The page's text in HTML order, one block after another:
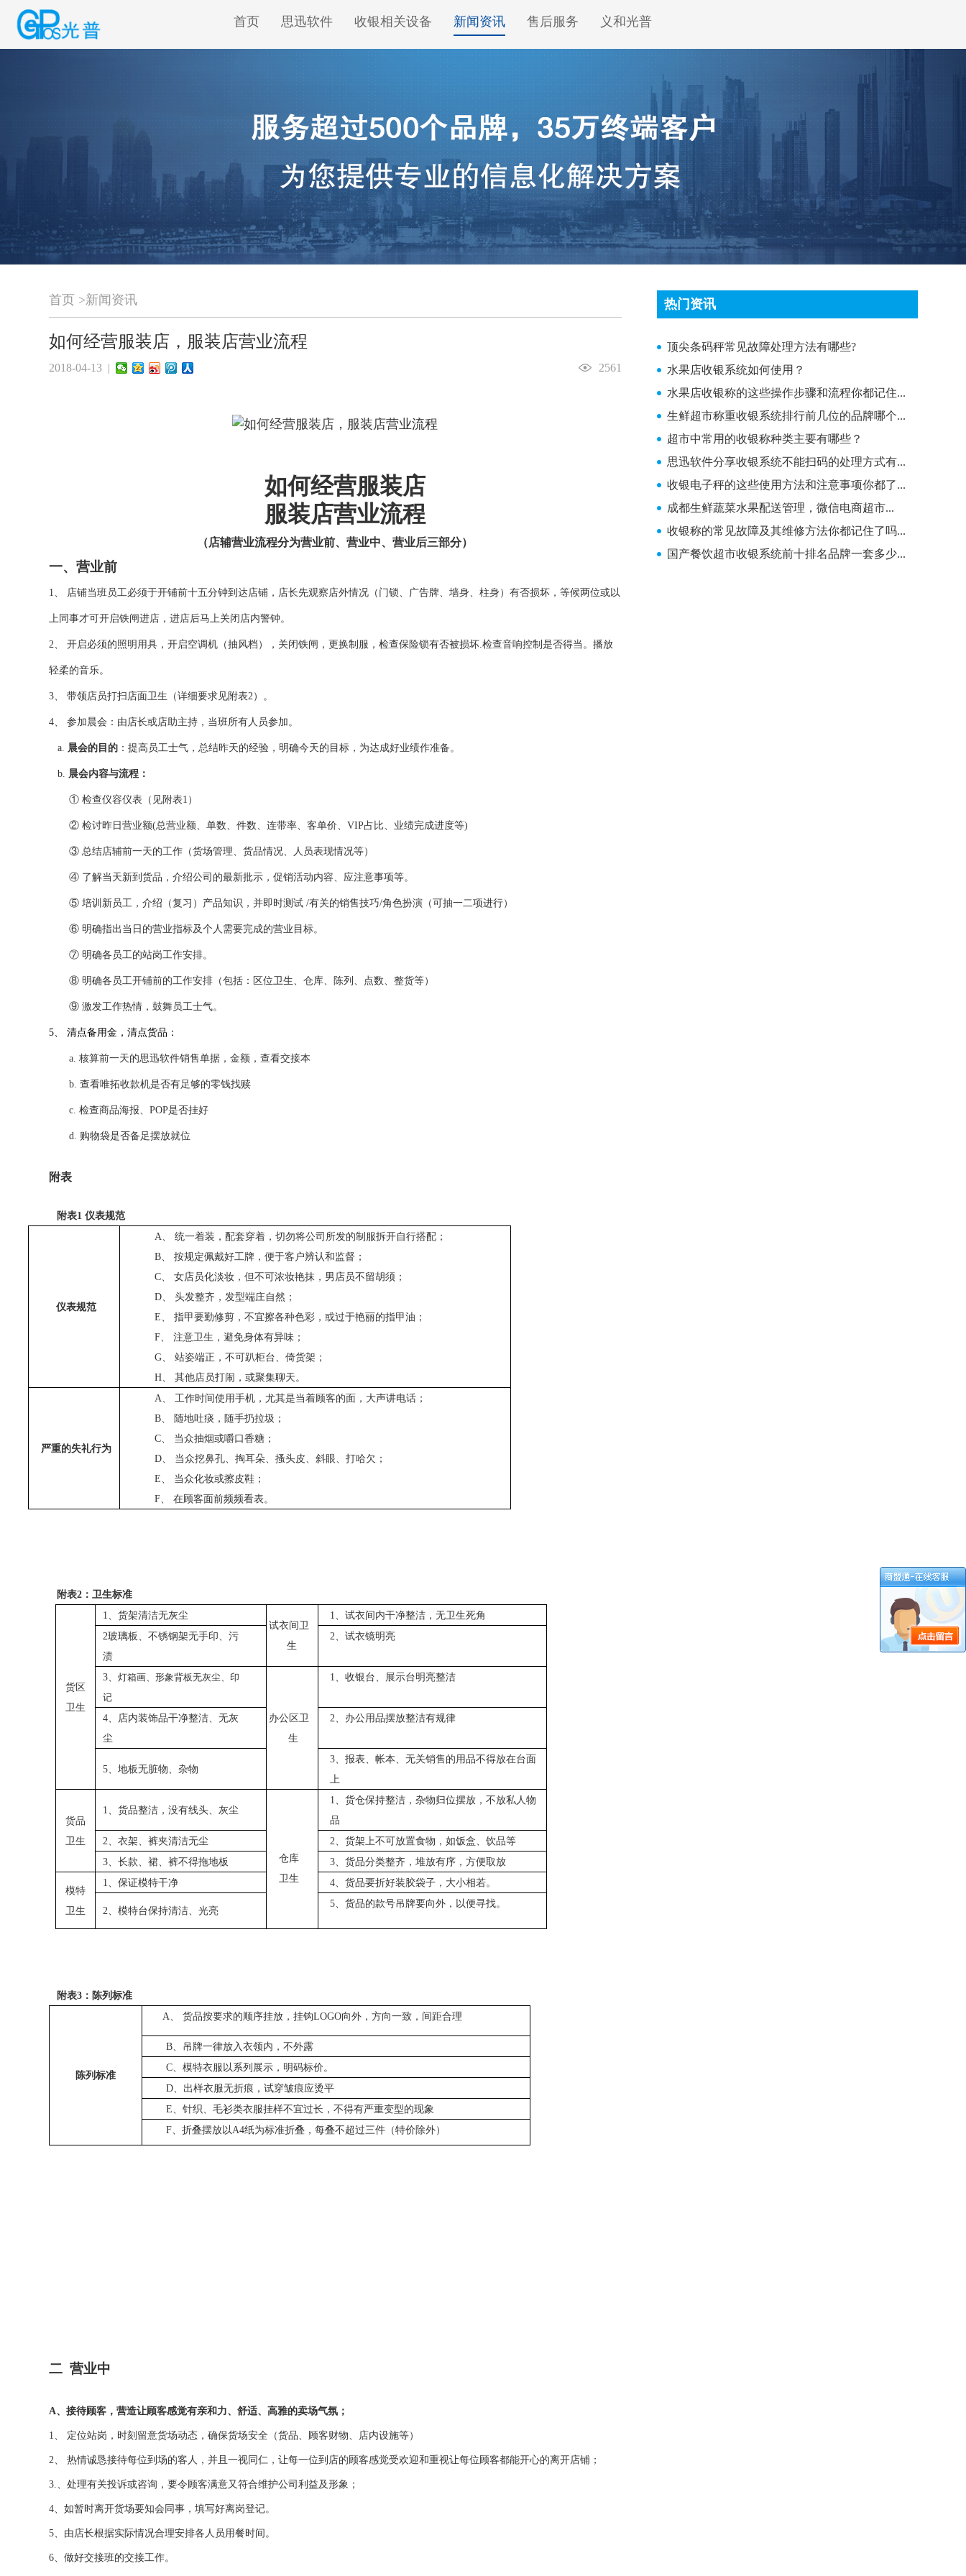
首页 思迅软件 收银相关设备 新闻资讯 售后服务 义和光普
首页 >新闻资讯
如何经营服装店，服装店营业流程
2018-04-13 | 2561
如何经营服装店
服装店营业流程
（店辅营业流程分为营业前、营业中、营业后三部分）
一、营业前
1、 店铺当班员工必须于开铺前十五分钟到达店铺，店长先观察店外情况（门锁、广告牌、墙身、柱身）有否损坏，等候两位或以
上同事才可开启铁闸进店，进店后马上关闭店内警钟。
2、 开启必须的照明用具，开启空调机（抽风档），关闭铁闸，更换制服，检查保险锁有否被损坏.检查音响控制是否得当。播放
轻柔的音乐。
3、 带领店员打扫店面卫生（详细要求见附表2）。
4、 参加晨会：由店长或店助主持，当班所有人员参加。
a. 晨会的目的：提高员工士气，总结昨天的经验，明确今天的目标，为达成好业绩作准备。
b. 晨会内容与流程：
①检查仪容仪表（见附表1）
②检讨昨日营业额(总营业额、单数、件数、连带率、客单价、VIP占比、业绩完成进度等)
③总结店辅前一天的工作（货场管理、货品情况、人员表现情况等）
④ 了解当天新到货品，介绍公司的最新批示，促销活动内容、应注意事项等。
⑤培训新员工，介绍（复习）产品知识，并即时测试 /有关的销售技巧/角色扮演（可抽一二项进行）
⑥ 明确指出当日的营业指标及个人需要完成的营业目标。
⑦ 明确各员工的站岗工作安排。
⑧ 明确各员工开铺前的工作安排（包括：区位卫生、仓库、陈列、点数、整货等）
⑨激发工作热情，鼓舞员工士气。
5、 清点备用金，清点货品：
a. 核算前一天的思迅软件销售单据，金额，查看交接本
b. 查看唯拓收款机是否有足够的零钱找赎
c. 检查商品海报、POP是否挂好
d. 购物袋是否备足摆放就位
附表
附表1 仪表规范
仪表规范
A、 统一着装，配套穿着，切勿将公司所发的制服拆开自行搭配；
B、 按规定佩戴好工牌，便于客户辨认和监督；
C、 女店员化淡妆，但不可浓妆艳抹，男店员不留胡须；
D、 头发整齐，发型端庄自然；
E、 指甲要勤修剪，不宜擦各种色彩，或过于艳丽的指甲油；
F、 注意卫生，避免身体有异味；
G、 站姿端正，不可趴柜台、倚货架；
H、 其他店员打闹，或聚集聊天。
严重的失礼行为
A、 工作时间使用手机，尤其是当着顾客的面，大声讲电话；
B、
随地吐痰，随手扔拉圾；
C、 当众抽烟或嚼口香糖；
D、 当众挖鼻孔、掏耳朵、搔头皮、斜眼、打哈欠；
E、 当众化妆或擦皮鞋；
F、 在顾客面前频频看表。
附表2：卫生标准
货区
卫生
1、货架清洁无灰尘
试衣间卫
生
1、试衣间内干净整洁，无卫生死角
2玻璃板、不锈钢架无手印、污
渍
2、试衣镜明亮
3、灯箱画、形象背板无灰尘、印
记
办公区卫
生
1、收银台、展示台明亮整洁
4、店内装饰品干净整洁、无灰
尘
2、办公用品摆放整洁有规律
5、地板无脏物、杂物
3、报表、帐本、无关销售的用品不得放在台面
上
货品
卫生
1、货品整洁，没有线头、灰尘
仓库
卫生
1、货仓保持整洁，杂物归位摆放，不放私人物
品
2、衣架、裤夹清洁无尘
2、货架上不可放置食物，如饭盒、饮品等
3、长款、裙、裤不得拖地板
3、货品分类整齐，堆放有序，方便取放
模特
卫生
1、保证模特干净 4、货品要折好装胶袋子，大小相若。
2、模特台保持清洁、光亮
5、货品的款号吊牌要向外，以便寻找。
附表3：陈列标准
陈列标准
A、货品按要求的顺序挂放，挂钩LOGO向外，方向一致，间距合理
B、吊牌一律放入衣领内，不外露
C、模特衣服以系列展示，明码标价。
D、出样衣服无折痕，试穿皱痕应烫平
E、针织、毛衫类衣服挂样不宜过长，不得有严重变型的现象
F、折叠摆放以A4纸为标准折叠，每叠不超过三件（特价除外）
二 营业中
A、接待顾客，营造让顾客感觉有亲和力、舒适、高雅的卖场气氛；
1、 定位站岗，时刻留意货场动态，确保货场安全（货品、顾客财物、店内设施等）
2、 热情诚恳接待每位到场的客人，并且一视同仁，让每一位到店的顾客感觉受欢迎和重视让每位顾客都能开心的离开店铺；
3.、处理有关投诉或咨询，要令顾客满意又符合维护公司利益及形象；
4、如暂时离开货场要知会同事，填写好离岗登记。
5、由店长根据实际情况合理安排各人员用餐时间。
6、做好交接班的交接工作。
热门资讯
顶尖条码秤常见故障处理方法有哪些?
顶尖条码秤常见故障处理方法有哪些?
水果店收银系统如何使用？
水果店收银称的这些操作步骤和流程你都记住...
生鲜超市称重收银系统排行前几位的品牌哪个...
超市中常用的收银称种类主要有哪些？
思迅软件分享收银系统不能扫码的处理方式有...
收银电子秤的这些使用方法和注意事项你都了...
成都生鲜蔬菜水果配送管理，微信电商超市...
收银称的常见故障及其维修方法你都记住了吗...
国产餐饮超市收银系统前十排名品牌一套多少...